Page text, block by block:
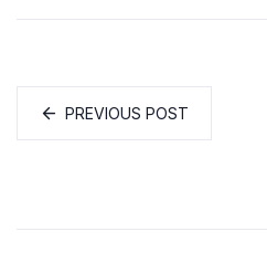
PREVIOUS POST